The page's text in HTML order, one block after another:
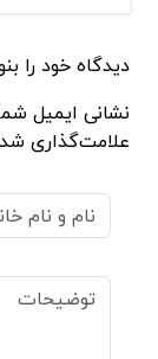
دیدگاه خود را
نشانی ایمیل
علامت‌گذاری